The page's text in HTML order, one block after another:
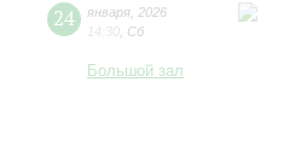
24 января 2026
14:30 Сб
Большой зал